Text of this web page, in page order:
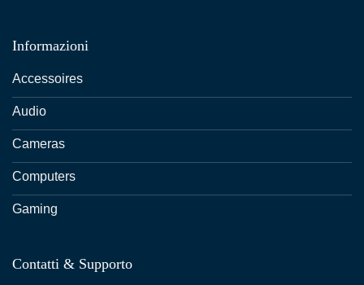
Informazioni
Accessoires
Audio
Cameras
Computers
Gaming
Contatti & Supporto